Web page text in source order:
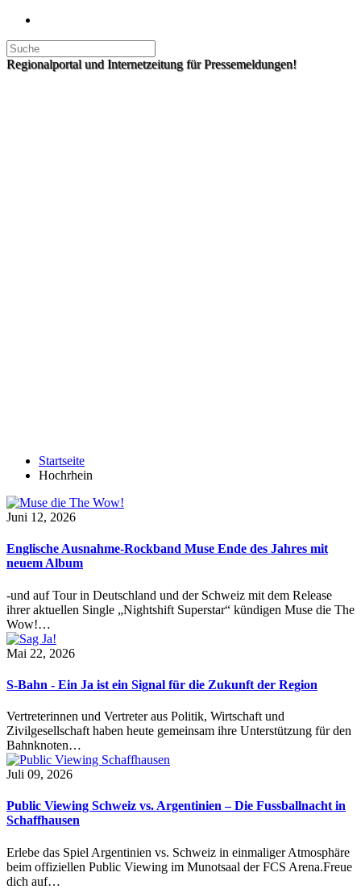
Regionalportal und Internetzeitung für Pressemeldungen!
Startseite
Hochrhein
Juni 12, 2026
Englische Ausnahme-Rockband Muse Ende des Jahres mit
neuem Album
-und auf Tour in Deutschland und der Schweiz mit dem Release
ihrer aktuellen Single „Nightshift Superstar“ kündigen Muse die The
Wow!…
Mai 22, 2026
S-Bahn - Ein Ja ist ein Signal für die Zukunft der Region
Vertreterinnen und Vertreter aus Politik, Wirtschaft und
Zivilgesellschaft haben heute gemeinsam ihre Unterstützung für den
Bahnknoten…
Juli 09, 2026
Public Viewing Schweiz vs. Argentinien – Die Fussballnacht in
Schaffhausen
Erlebe das Spiel Argentinien vs. Schweiz in einmaliger Atmosphäre
beim offiziellen Public Viewing im Munotsaal der FCS Arena.Freue
dich auf…